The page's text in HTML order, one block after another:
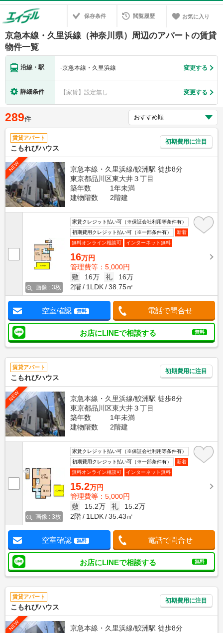
保存条件 閲覧履歴 お気に入り
京急本線・久里浜線（神奈川県）周辺のアパートの賃貸
物件一覧
沿線・駅 -京急本線・久里浜線 変更する
詳細条件 【家賃】設定無し 変更する
289件
賃貸アパート
こもれびハウス
初期費用に注目
NEW
京急本線・久里浜線/鮫洲駅 徒歩8分
東京都品川区東大井３丁目
築年数
1年未満
建物階数
2階建
画像 : 3枚
家賃クレジット払い可（※保証会社利用等条件有）
初期費用クレジット払い可（※一部条件有）
新着
無料オンライン相談可
インターネット無料
16万円
管理費等：5,000円
敷
16万 礼
16万
2階
1LDK 38.75㎡
空室確認 無料 電話で問合せ
お店にLINEで相談する 無料
賃貸アパート
こもれびハウス
初期費用に注目
NEW
京急本線・久里浜線/鮫洲駅 徒歩8分
東京都品川区東大井３丁目
築年数
1年未満
建物階数
2階建
画像 : 3枚
家賃クレジット払い可（※保証会社利用等条件有）
初期費用クレジット払い可（※一部条件有）
新着
無料オンライン相談可
インターネット無料
15.2万円
管理費等：5,000円
敷
15.2万 礼
15.2万
2階
1LDK 35.43㎡
空室確認 無料 電話で問合せ
お店にLINEで相談する 無料
賃貸アパート
こもれびハウス
初期費用に注目
NEW
京急本線・久里浜線/鮫洲駅 徒歩8分